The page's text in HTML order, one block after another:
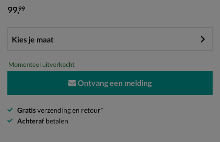
€ 99,99
99,99
Momenteel uitverkocht
Ontvang een melding
Gratisverzending en retour*
Achteraf betalen